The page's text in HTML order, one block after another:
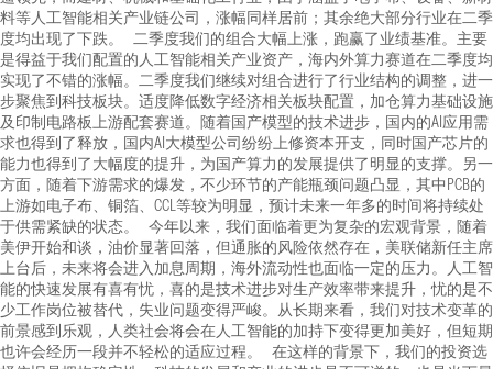
料等人工智能相关产业链公司，涨幅同样居前；其余绝大部分行业在二季
度均出现了下跌。 二季度我们的组合大幅上涨，跑赢了业绩基准。主要
是得益于我们配置的人工智能相关产业资产，海内外算力赛道在二季度均
实现了不错的涨幅。二季度我们继续对组合进行了行业结构的调整，进一
步聚焦到科技板块。适度降低数字经济相关板块配置，加仓算力基础设施
及印制电路板上游配套赛道。随着国产模型的技术进步，国内的AI应用需
求也得到了释放，国内AI大模型公司纷纷上修资本开支，同时国产芯片的
能力也得到了大幅度的提升，为国产算力的发展提供了明显的支撑。另一
方面，随着下游需求的爆发，不少环节的产能瓶颈问题凸显，其中PCB的
上游如电子布、铜箔、CCL等较为明显，预计未来一年多的时间将持续处
于供需紧缺的状态。 今年以来，我们面临着更为复杂的宏观背景，随着
美伊开始和谈，油价显著回落，但通胀的风险依然存在，美联储新任主席
上台后，未来将会进入加息周期，海外流动性也面临一定的压力。人工智
能的快速发展有喜有忧，喜的是技术进步对生产效率带来提升，忧的是不
少工作岗位被替代，失业问题变得严峻。从长期来看，我们对技术变革的
前景感到乐观，人类社会将会在人工智能的加持下变得更加美好，但短期
也许会经历一段并不轻松的适应过程。 在这样的背景下，我们的投资选